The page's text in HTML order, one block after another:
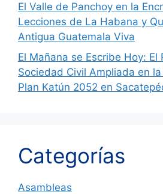
El Valle de Panchoy en la
Lecciones de La Habana y
Antigua Guatemala Viva
El Mañana se Escribe Hoy: El
Sociedad Civil Ampliada en
Plan Katún 2052 en
Categorías
Asambleas